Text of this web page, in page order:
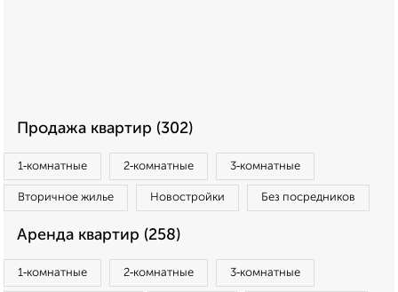
Продажа квартир (302)
1‑комнатные 2‑комнатные 3‑комнатные
Вторичное жилье Новостройки Без посредников
Аренда квартир (258)
1‑комнатные 2‑комнатные 3‑комнатные